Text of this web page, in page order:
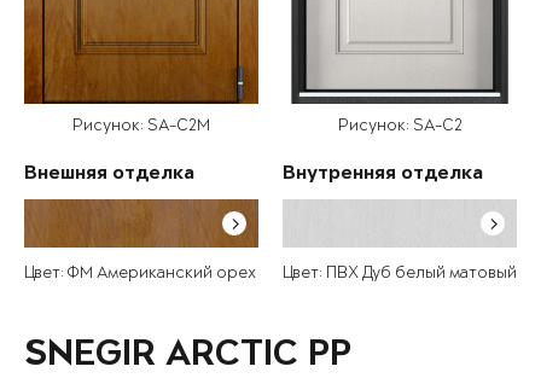
Рисунок: SA-C2M
Внешняя отделка
Цвет: ФМ Американский орех
Рисунок: SA-C2
Внутренняя отделка
Цвет: ПВХ Дуб белый матовый
SNEGIR ARCTIC PP